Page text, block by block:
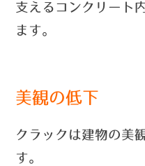
支えるコンクリート
ます。
美観の低下
クラックは建物の美
す。